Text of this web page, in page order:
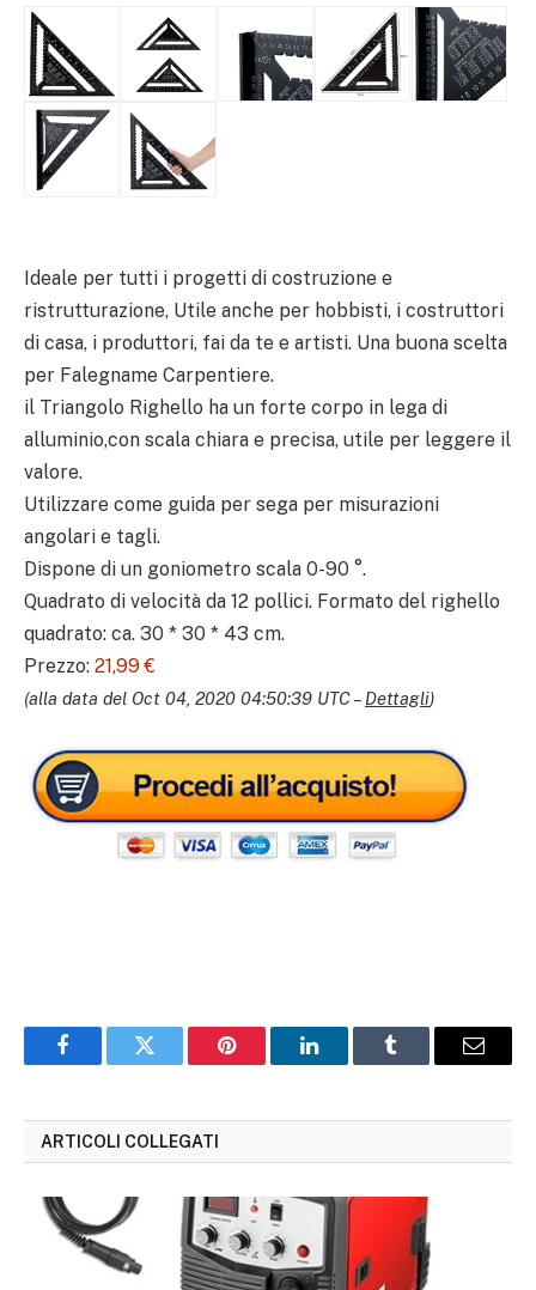
Ideale per tutti i progetti di costruzione e
ristrutturazione, Utile anche per hobbisti, i costruttori
di casa, i produttori, fai da te e artisti. Una buona scelta
per Falegname Carpentiere.
il Triangolo Righello ha un forte corpo in lega di
alluminio,con scala chiara e precisa, utile per leggere il
valore.
Utilizzare come guida per sega per misurazioni
angolari e tagli.
Dispone di un goniometro scala 0-90 °.
Quadrato di velocità da 12 pollici. Formato del righello
quadrato: ca. 30 * 30 * 43 cm.
Prezzo: 21,99 €
(alla data del Oct 04, 2020 04:50:39 UTC – Dettagli)
FacebookTwitter Pinterest LinkedInTumblr Email
ARTICOLI COLLEGATI